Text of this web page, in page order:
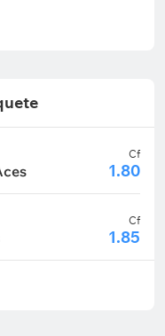
Cf
1.80
Cf
1.85